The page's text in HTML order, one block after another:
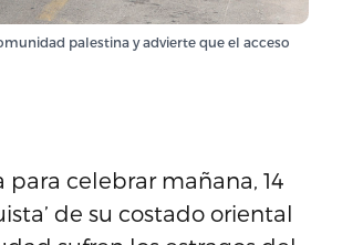
palestina y advierte que el acceso
para celebrar mañana, 14
de su costado oriental